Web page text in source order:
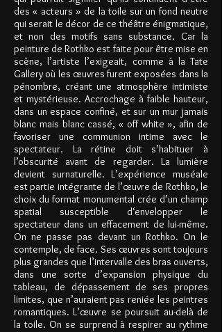
des « acteurs » de la toile sur un fond neutre
qui serait le décor de ce théâtre énigmatique,
et non des motifs sans substance. Car la
peinture de Rothko est faite pour être mise en
scène, l’artiste l’exigeait, comme à la Tate
Gallery où les œuvres furent exposées dans la
pénombre, créant une atmosphère intimiste
et mystérieuse. Accrochage à faible hauteur,
dans un espace confiné, et sur un mur jamais
blanc mais blanc cassé, « off white », afin de
favoriser une communion intime avec le
spectateur. La rétine doit s’habituer à
l’obscurité avant de regarder. La lumière
devient surnaturelle. L’expérience muséale
est partie intégrante de l’œuvre de Rothko, le
choix du format monumental crée d’un champ
spatial susceptible d‘envelopper le
spectateur dans un effacement de lui-même.
On ne passe pas devant un Rothko. On le
contemple, de face. Ses œuvres sont toujours
plus grandes que l’intervalle des bras ouverts,
dans une sorte d’expansion physique du
tableau, de dépassement de ses propres
limites, que n’auraient pas reniée les peintres
romantiques. L’œuvre se poursuit au-delà de
la toile. On se surprend à respirer au rythme